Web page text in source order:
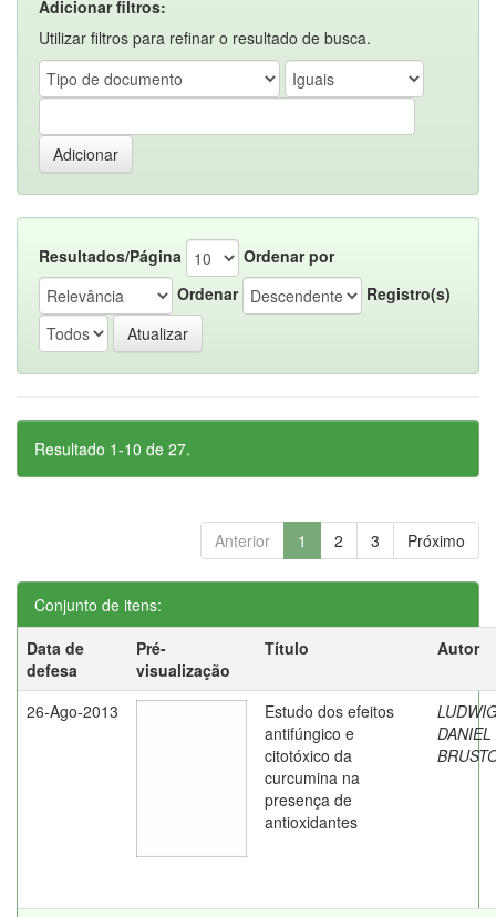
Adicionar filtros:
Utilizar filtros para refinar o resultado de busca.
Resultados/Página
Ordenar por
Ordenar
Registro(s)
Resultado 1-10 de 27.
Anterior 1 2 3 Próximo
Conjunto de itens:
Data de
defesa
Pré-
visualização
Título Autor
26-Ago-2013
Estudo dos efeitos
antifúngico e
citotóxico da
curcumina na
presença de
antioxidantes
DANIEL